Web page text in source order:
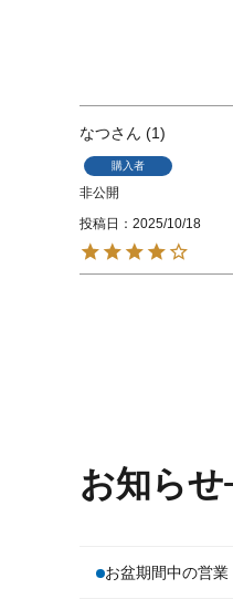
なつ 1
購入者
非公開
投稿日
2025/10/18
お知らせ
お盆期間中の営